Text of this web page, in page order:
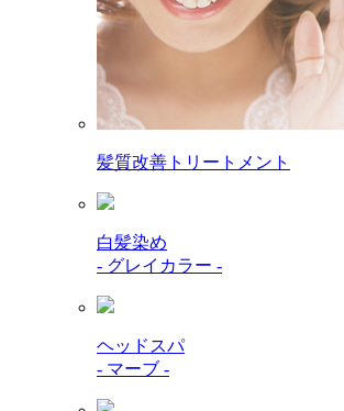
髪質改善トリートメント
白髪染め
- グレイカラー -
ヘッドスパ
- マーブ -